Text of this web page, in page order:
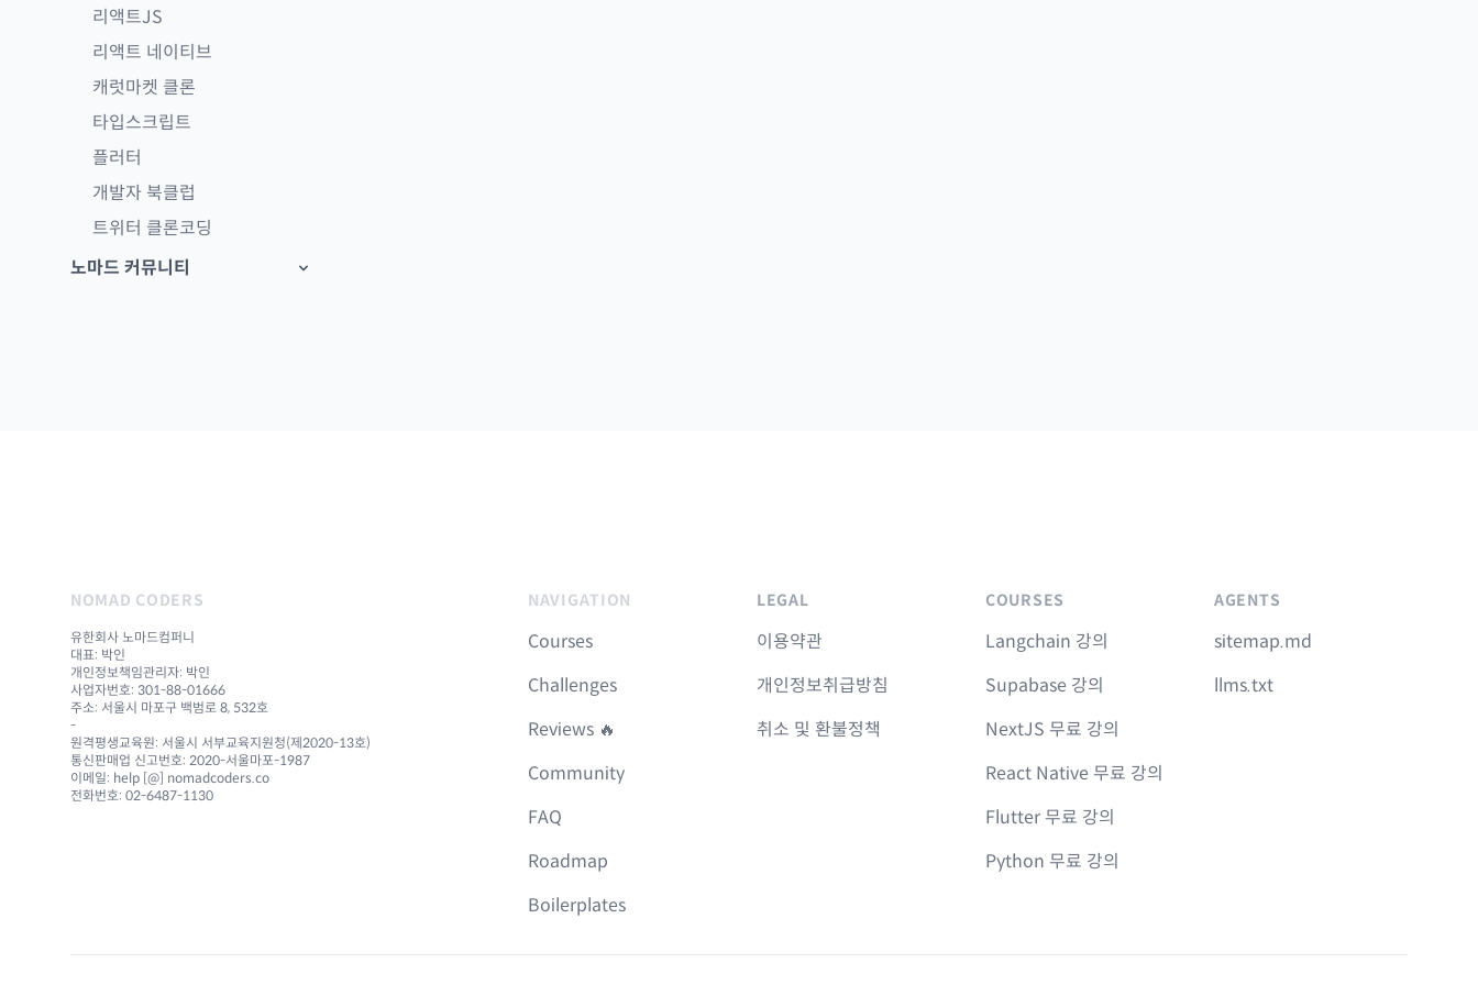
리액트JS
리액트 네이티브
캐럿마켓 클론
타입스크립트
플러터
개발자 북클럽
트위터 클론코딩
노마드 커뮤니티
NOMAD CODERS
유한회사 노마드컴퍼니
대표: 박인
개인정보책임관리자: 박인
사업자번호: 301-88-01666
주소: 서울시 마포구 백범로 8, 532호
-
원격평생교육원: 서울시 서부교육지원청(제2020-13호)
통신판매업 신고번호: 2020-서울마포-1987
이메일: help [@] nomadcoders.co
전화번호: 02-6487-1130
NAVIGATION
Courses
Challenges
Reviews 🔥
Community
FAQ
Roadmap
Boilerplates
LEGAL
이용약관
개인정보취급방침
취소 및 환불정책
COURSES
Langchain 강의
Supabase 강의
NextJS 무료 강의
React Native 무료 강의
Flutter 무료 강의
Python 무료 강의
AGENTS
sitemap.md
llms.txt